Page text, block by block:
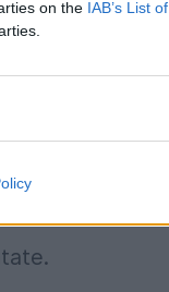
on the IAB’s List of